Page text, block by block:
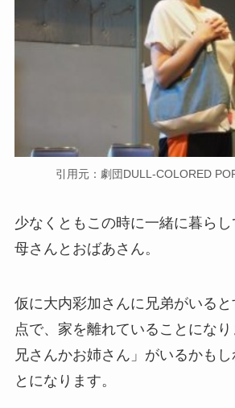
引用元：劇団DULL-COLORED
少なくともこの時に一緒に暮ら
母さんとおばあさん。
仮に大内彩加さんに兄弟がいる
点で、家を離れていることにな
兄さんかお姉さん」がいるかも
とになります。